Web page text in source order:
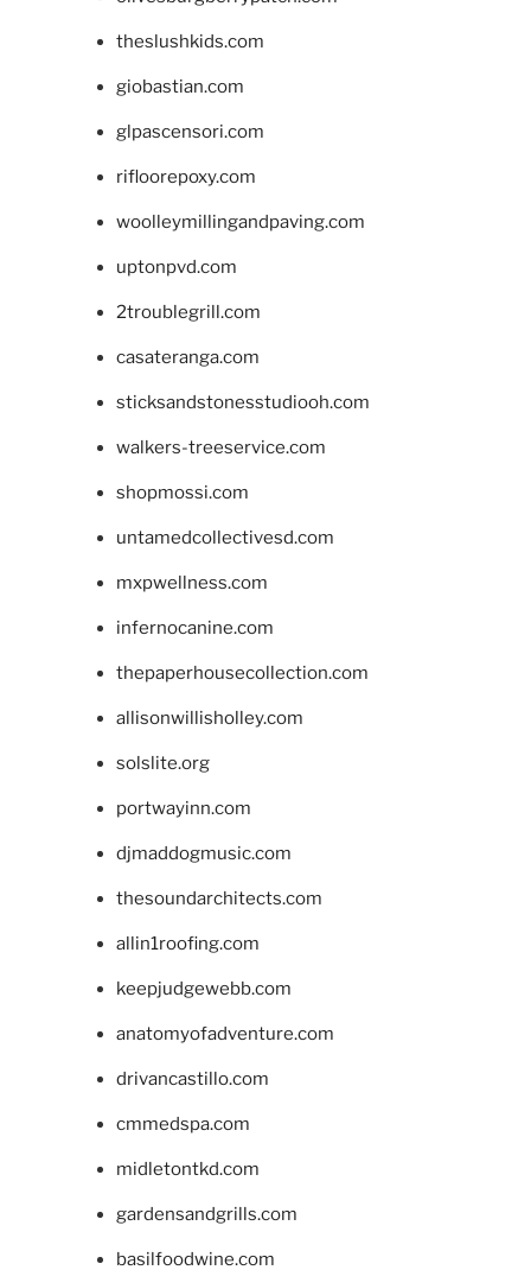
theslushkids.com
giobastian.com
glpascensori.com
rifloorepoxy.com
woolleymillingandpaving.com
uptonpvd.com
2troublegrill.com
casateranga.com
sticksandstonesstudiooh.com
walkers-treeservice.com
shopmossi.com
untamedcollectivesd.com
mxpwellness.com
infernocanine.com
thepaperhousecollection.com
allisonwillisholley.com
solslite.org
portwayinn.com
djmaddogmusic.com
thesoundarchitects.com
allin1roofing.com
keepjudgewebb.com
anatomyofadventure.com
drivancastillo.com
cmmedspa.com
midletontkd.com
gardensandgrills.com
basilfoodwine.com